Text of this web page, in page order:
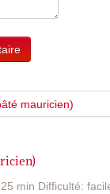
min Difficulté: